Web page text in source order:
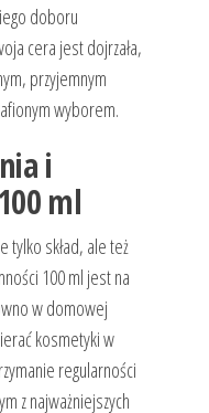
doboru
cera jest dojrzała,
przyjemnym
wyborem.
i
ml
tylko skład, ale też
100 ml jest na
w domowej
kosmetyki w
regularności
z najważniejszych